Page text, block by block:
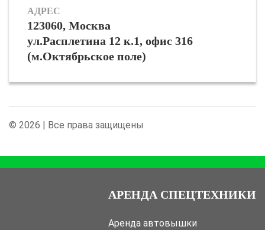
АДРЕС
123060, Москва
ул.Расплетина 12 к.1, офис 316
(м.Октябрьское поле)
© 2026 | Все права защищены
АРЕНДА СПЕЦТЕХНИКИ
Аренда автовышки